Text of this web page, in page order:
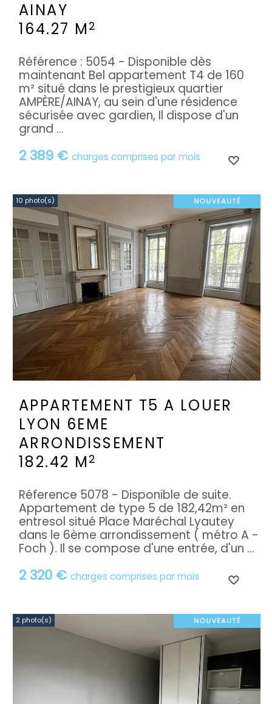
AINAY
164.27 M 2
2 389 € charges comprises par mois
Référence : 5054 - Disponible dès
maintenant Bel appartement T4 de 160
m² situé dans le prestigieux quartier
AMPÈRE/AINAY, au sein d'une résidence
sécurisée avec gardien, Il dispose d'un
grand ...
10 photo(s)
APPARTEMENT T5 A LOUER
LYON 6EME
ARRONDISSEMENT
182.42 M 2
2 320 € charges comprises par mois
Réference 5078 - Disponible de suite.
Appartement de type 5 de 182,42m² en
entresol situé Place Maréchal Lyautey
dans le 6ème arrondissement ( métro A -
Foch ). Il se compose d'une entrée, d'un ...
2 photo(s)